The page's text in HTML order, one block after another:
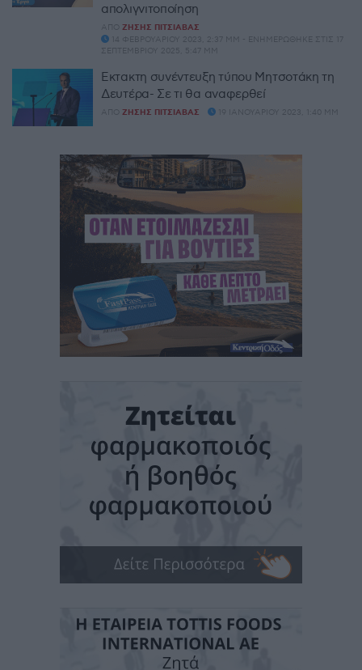
απολιγνιτοποίηση
ΑΠΌ ΖΉΣΗΣ ΠΙΤΣΙΆΒΑΣ
14 ΦΕΒΡΟΥΑΡΊΟΥ 2023, 2:37 ΜΜ - ΕΝΗΜΕΡΏΘΗΚΕ ΣΤΙΣ 17
ΣΕΠΤΕΜΒΡΊΟΥ 2025, 5:47 ΜΜ
Έκτακτη συνέντευξη τύπου Μητσοτάκη τη
Δευτέρα- Σε τι θα αναφερθεί
ΑΠΌ ΖΉΣΗΣ ΠΙΤΣΙΆΒΑΣ 19 ΙΑΝΟΥΑΡΊΟΥ 2023, 1:40 ΜΜ